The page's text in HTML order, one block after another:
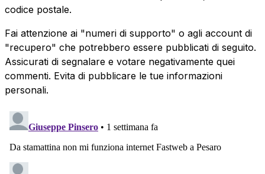
codice postale.
Fai attenzione ai "numeri di supporto" o agli account di
"recupero" che potrebbero essere pubblicati di seguito.
Assicurati di segnalare e votare negativamente quei
commenti. Evita di pubblicare le tue informazioni
personali.